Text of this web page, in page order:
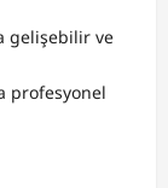
gelişebilir ve
profesyonel